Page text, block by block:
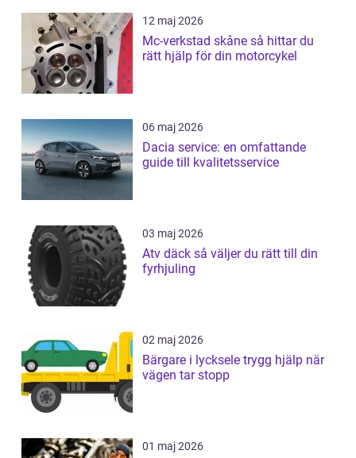
12 maj 2026
Mc-verkstad skåne så hittar du
rätt hjälp för din motorcykel
06 maj 2026
Dacia service: en omfattande
guide till kvalitetsservice
03 maj 2026
Atv däck så väljer du rätt till din
fyrhjuling
02 maj 2026
Bärgare i lycksele trygg hjälp när
vägen tar stopp
01 maj 2026